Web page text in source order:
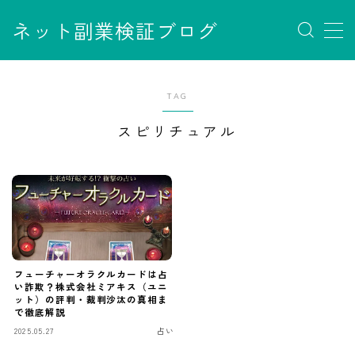
ネット副業検証ブログ
MENU
デモプリセット記事 Part07
プライバシーポリシー
免責事項
利用規約／特定商取引法に基づく表記
有料記事の決済完了ページ
運営者情報
TAG
スピリチュアル
フューチャーオラクルカードは占
い詐欺？株式会社ミアキス（ユニ
ット）の評判・裁判沙汰の真相ま
で徹底解説
2025.05.27 占い